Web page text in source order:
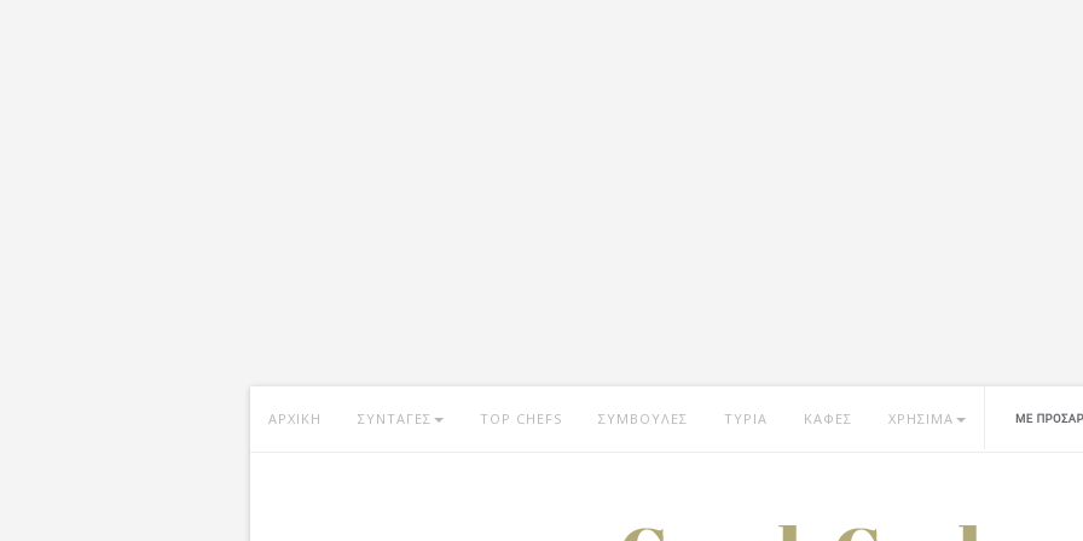
ΑΡΧΙΚΗ ΣΥΝΤΑΓΕΣ TOP CHEFS ΣΥΜΒΟΥΛΕΣ ΤΥΡΙΑ ΚΑΦΕΣ ΧΡΗΣΙΜΑ